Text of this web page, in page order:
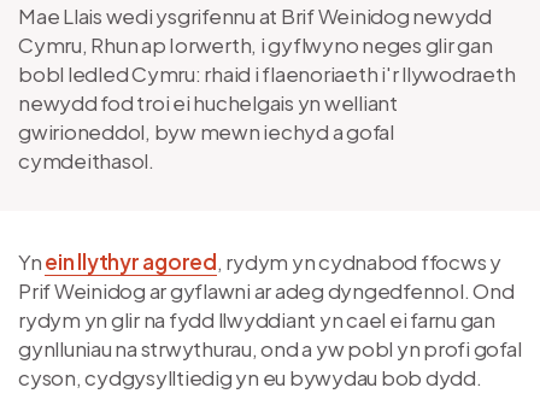
Mae Llais wedi ysgrifennu at Brif Weinidog newydd
Cymru, Rhun ap Iorwerth, i gyflwyno neges glir gan
bobl ledled Cymru: rhaid i flaenoriaeth i'r llywodraeth
newydd fod troi ei huchelgais yn welliant
gwirioneddol, byw mewn iechyd a gofal
cymdeithasol.
Ynein llythyr agored, rydym yn cydnabod ffocws y
Prif Weinidog ar gyflawni ar adeg dyngedfennol. Ond
rydym yn glir na fydd llwyddiant yn cael ei farnu gan
gynlluniau na strwythurau, ond a yw pobl yn profi gofal
cyson, cydgysylltiedig yn eu bywydau bob dydd.